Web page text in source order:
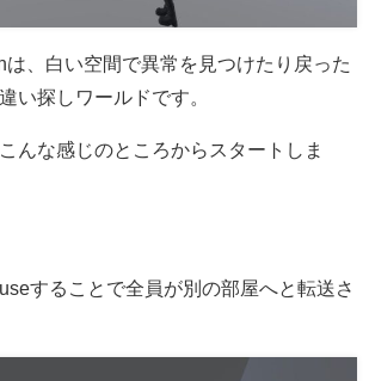
、白い空間で異常を見つけたり戻った
い探しワールドです。
んな感じのところからスタートしま
することで全員が別の部屋へと転送さ